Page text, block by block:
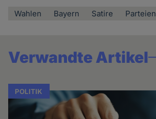
Wahlen Bayern Satire Parteien
Verwandte Artikel
POLITIK